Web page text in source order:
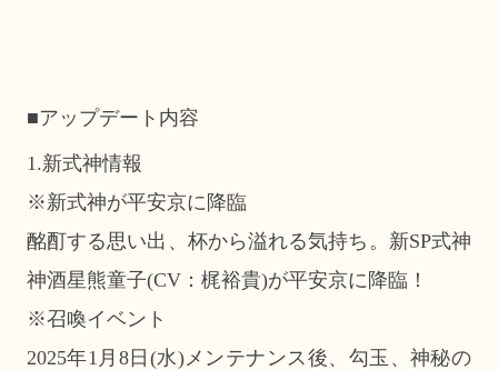
■アップデート内容
1.新式神情報
※新式神が平安京に降臨
酩酊する思い出、杯から溢れる気持ち。新SP式神
神酒星熊童子(CV：梶裕貴)が平安京に降臨！
※召喚イベント
2025年1月8日(水)メンテナンス後、勾玉、神秘の